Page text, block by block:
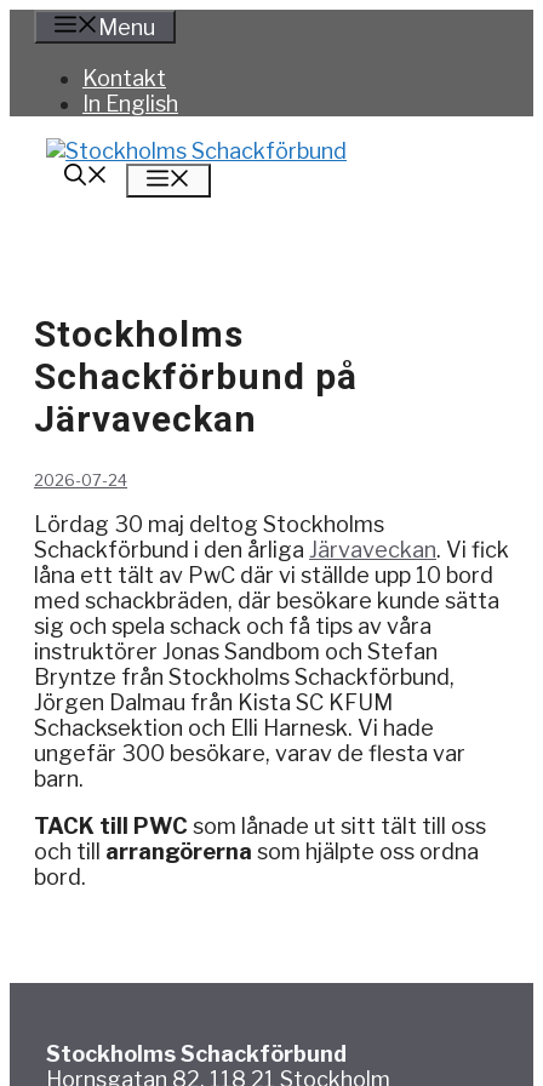
Hoppa
innehåll
Menu
Kontakt
In English
Stockholms
Schackförbund på
Järvaveckan
2026-07-24
Lördag 30 maj deltog Stockholms
Schackförbund i den årliga Järvaveckan. Vi fick
låna ett tält av PwC där vi ställde upp 10 bord
med schackbräden, där besökare kunde sätta
sig och spela schack och få tips av våra
instruktörer Jonas Sandbom och Stefan
Bryntze från Stockholms Schackförbund,
Jörgen Dalmau från Kista SC KFUM
Schacksektion och Elli Harnesk. Vi hade
ungefär 300 besökare, varav de flesta var
barn.
TACK till PWC som lånade ut sitt tält till oss
och till arrangörerna som hjälpte oss ordna
bord.
Stockholms Schackförbund
Hornsgatan 82, 118 21 Stockholm